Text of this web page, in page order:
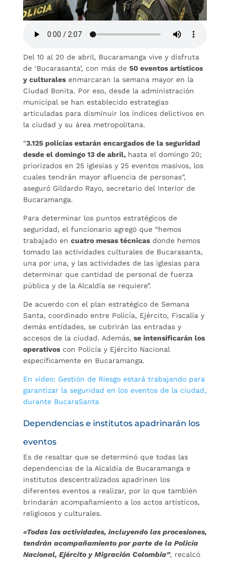
Del 10 al 20 de abril, Bucaramanga vive y disfruta
de ‘Bucarasanta’, con más de 50 eventos artísticos
y culturalesenmarcaran la semana mayor en la
Ciudad Bonita. Por eso, desde la administración
municipal se han establecido estrategias
articuladas para disminuir los índices delictivos en
la ciudad y su área metropolitana.
“3.125 policías estarán encargados de la seguridad
desde el domingo 13 de abril, hasta el domingo 20;
priorizados en 25 iglesias y 25 eventos masivos, los
cuales tendrán mayor afluencia de personas”,
aseguró Gildardo Rayo, secretario del Interior de
Bucaramanga.
Para determinar los puntos estratégicos de
seguridad, el funcionario agregó que “hemos
trabajado en cuatro mesas técnicasdonde hemos
tomado las actividades culturales de Bucarasanta,
una por una, y las actividades de las iglesias para
determinar que cantidad de personal de fuerza
pública y de la Alcaldía se requiere”.
De acuerdo con el plan estratégico de Semana
Santa, coordinado entre Policía, Ejército, Fiscalía y
demás entidades, se cubrirán las entradas y
accesos de la ciudad. Además, se intensificarán los
operativoscon Policía y Ejército Nacional
específicamente en Bucaramanga.
En video: Gestión de Riesgo estará trabajando para
garantizar la seguridad en los eventos de la ciudad,
durante BucaraSanta
Dependencias e institutos apadrinarán los
eventos
Es de resaltar que se determinó que todas las
dependencias de la Alcaldía de Bucaramanga e
institutos descentralizados apadrinen los
diferentes eventos a realizar, por lo que también
brindarán acompañamiento a los actos artísticos,
religiosos y culturales.
«Todas las actividades, incluyendo las procesiones,
tendrán acompañamiento por parte de la Policía
Nacional, Ejército y Migración Colombia”, recalcó